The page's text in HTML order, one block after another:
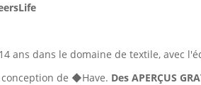
ans dans le domaine de textile, avec
de ◆Have. Des APERÇUS